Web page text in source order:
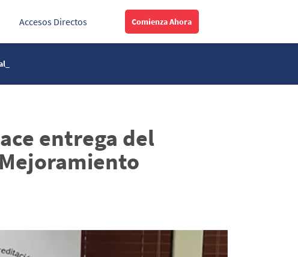
Accesos Directos Comienza Ahora
entrega del